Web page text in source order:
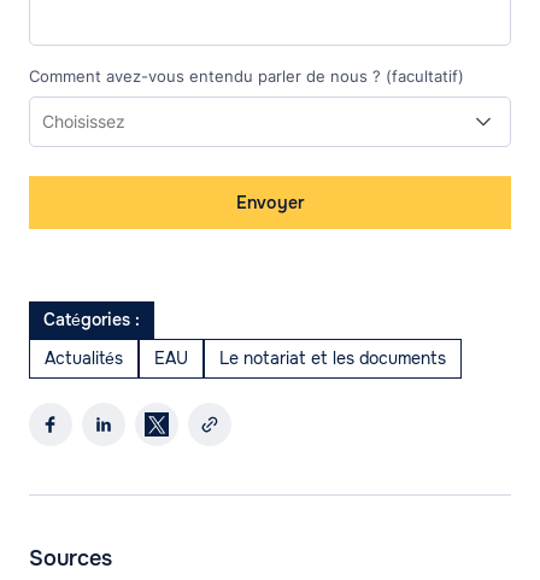
Comment avez-vous entendu parler de nous ? (facultatif)
Envoyer
Catégories :
Actualités
EAU Le notariat et les documents
Sources